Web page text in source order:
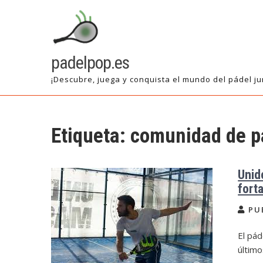
padelpop.es
¡Descubre, juega y conquista el mundo del pádel
Etiqueta: comunidad de
El